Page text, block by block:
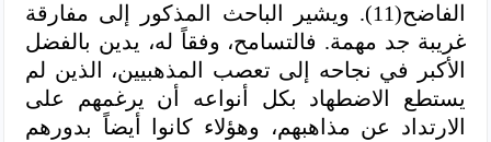
الفاضح(11). ويشير الباحث المذكور إلى مفارقة
غريبة جد مهمة. فالتسامح، وفقاً له، يدين بالفضل
الأكبر في نجاحه إلى تعصب المذهبيين، الذين لم
يستطع الاضطهاد بكل أنواعه أن يرغمهم على
الارتداد عن مذاهبهم، وهؤلاء كانوا أيضاً بدورهم